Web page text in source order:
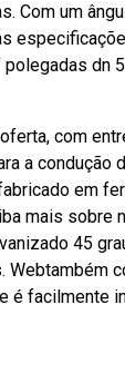
Com um
dn
com
a condução
em
mais
45
é facilmente